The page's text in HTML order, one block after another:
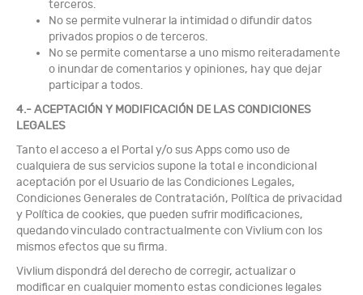
terceros.
No se permite vulnerar la intimidad o difundir datos
privados propios o de terceros.
No se permite comentarse a uno mismo reiteradamente
o inundar de comentarios y opiniones, hay que dejar
participar a todos.
4.- ACEPTACIÓN Y MODIFICACIÓN DE LAS CONDICIONES
LEGALES
Tanto el acceso a el Portal y/o sus Apps como uso de
cualquiera de sus servicios supone la total e incondicional
aceptación por el Usuario de las Condiciones Legales,
Condiciones Generales de Contratación, Política de privacidad
y Política de cookies, que pueden sufrir modificaciones,
quedando vinculado contractualmente con Vivlium con los
mismos efectos que su firma.
Vivlium dispondrá del derecho de corregir, actualizar o
modificar en cualquier momento estas condiciones legales